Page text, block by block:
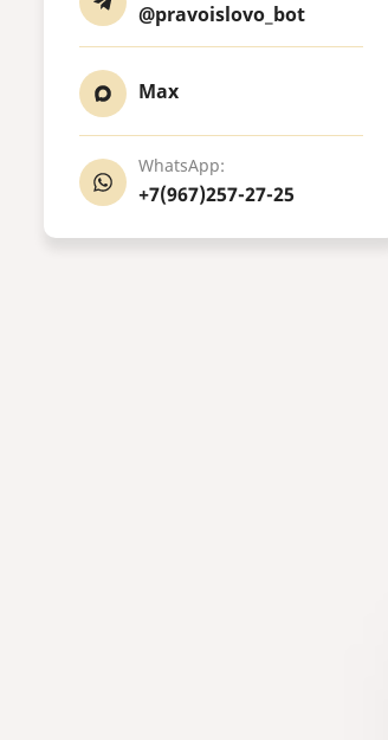
@pravoislovo_bot
Max
WhatsApp:
+7(967)257-27-25